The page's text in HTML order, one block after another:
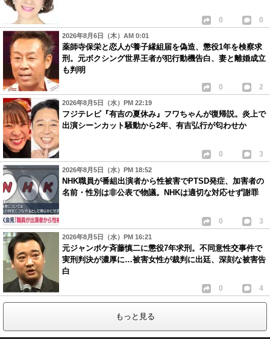
0 0
2026年8月6日（木）AM 0:01
薬師寺保栄と恋人が養子縁組届を偽造、懲役1年を検察求
刑。元ボクシング世界王者が犯行動機告白、妻と離婚成立
も判明
0 2
2026年8月5日（水）PM 22:19
フジテレビ『有吉の夏休み』フワちゃんが復帰説。炎上で
出演シーンカット騒動から2年、有吉弘行が匂わせか
0 3
2026年8月5日（水）PM 18:52
NHK職員が番組出演者から性被害でPTSD発症、加害者の
名前・性別は非公表で物議。NHKは適切な対応せず謝罪
0 3
2026年8月5日（水）PM 16:21
元ジャンポケ斉藤慎二に懲役7年求刑。不同意性交事件で
実刑判決が濃厚に…被害女性が裁判に出廷、深刻な被害告
白
0 4
もっと見る